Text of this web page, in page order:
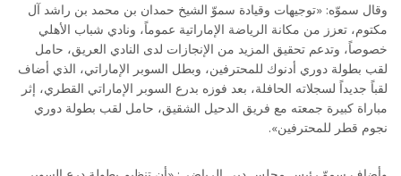
وقال سموّه: «توجيهات وقيادة سموّ الشيخ حمدان بن محمد بن راشد آل
مكتوم، تعزز من مكانة الرياضة الإماراتية عموماً، ونادي شباب الأهلي
خصوصاً، وتدعم تحقيق المزيد من الإنجازات لدى النادي العريق، حامل
لقب بطولة دوري أدنوك للمحترفين، وبطل السوبر الإماراتي، الذي أضاف
لقباً جديداً لسجلاته الحافلة، بعد فوزه بدرع السوبر الإماراتي القطري، إثر
مباراة كبيرة جمعته مع فريق الدحيل الشقيق، حامل لقب بطولة دوري
نجوم قطر للمحترفين».